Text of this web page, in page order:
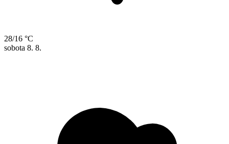
28/16 °C
sobota 8. 8.